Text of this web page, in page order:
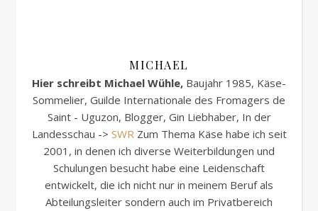
MICHAEL
Hier schreibt Michael Wühle, Baujahr 1985, Käse-
Sommelier, Guilde Internationale des Fromagers de
Saint - Uguzon, Blogger, Gin Liebhaber, In der
Landesschau -> SWRZum Thema Käse habe ich seit
2001, in denen ich diverse Weiterbildungen und
Schulungen besucht habe eine Leidenschaft
entwickelt, die ich nicht nur in meinem Beruf als
Abteilungsleiter sondern auch im Privatbereich